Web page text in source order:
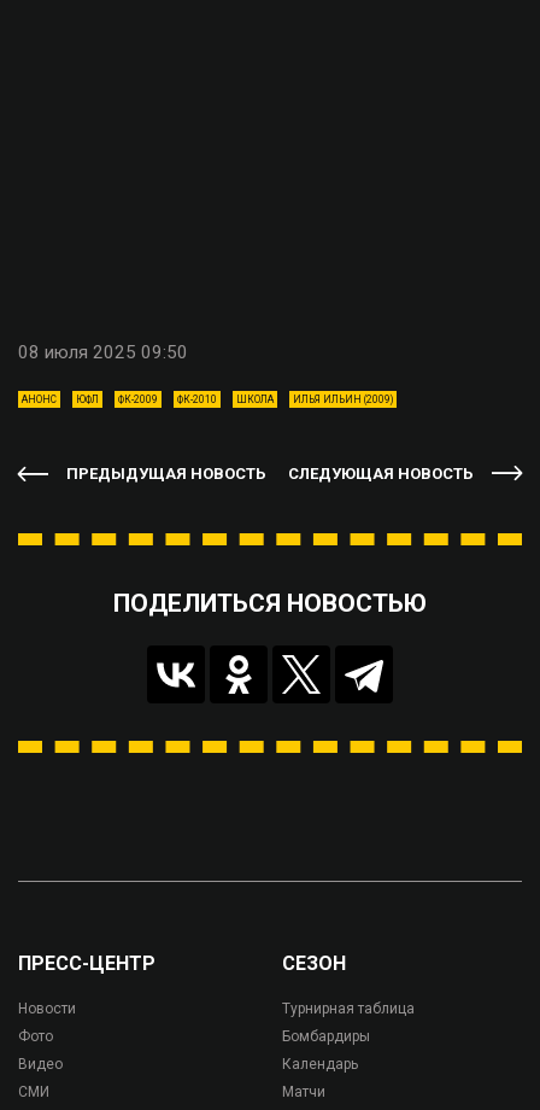
08 июля 2025 09:50
АНОНС ЮФЛ ФК-2009 ФК-2010 ШКОЛА ИЛЬЯ ИЛЬИН (2009)
ПРЕДЫДУЩАЯ НОВОСТЬ СЛЕДУЮЩАЯ НОВОСТЬ
ПОДЕЛИТЬСЯ НОВОСТЬЮ
ПРЕСС-ЦЕНТР
Новости
Фото
Видео
СМИ
СЕЗОН
Турнирная таблица
Бомбардиры
Календарь
Матчи